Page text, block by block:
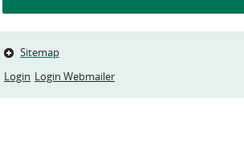
Sitemap
Login Login Webmailer